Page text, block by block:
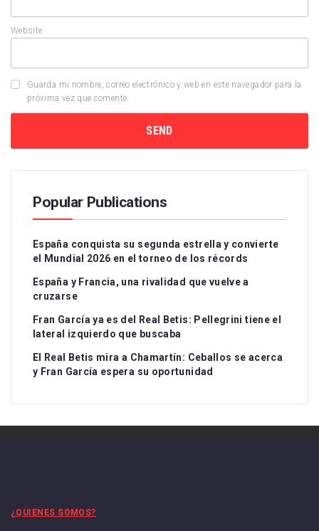
Website
Guarda mi nombre, correo electrónico y web en este navegador para la
próxima vez que comente.
Popular Publications
España conquista su segunda estrella y convierte
el Mundial 2026 en el torneo de los récords
España y Francia, una rivalidad que vuelve a
cruzarse
Fran García ya es del Real Betis: Pellegrini tiene el
lateral izquierdo que buscaba
El Real Betis mira a Chamartín: Ceballos se acerca
y Fran García espera su oportunidad
¿QUIENES SOMOS?